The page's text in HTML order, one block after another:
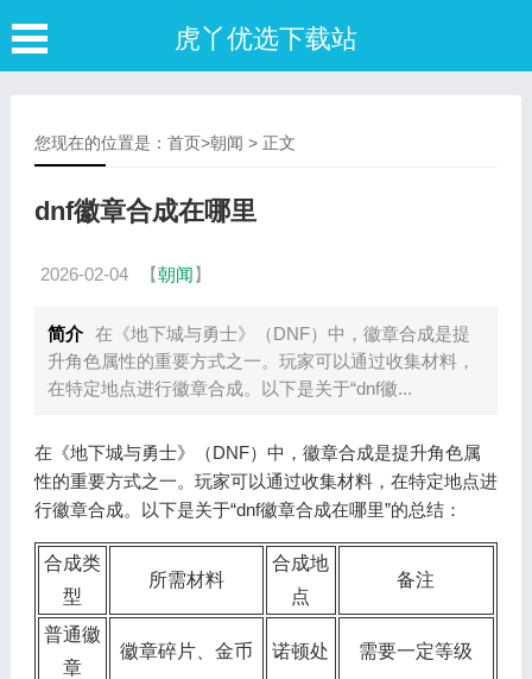
虎丫优选下载站
您现在的位置是： 首页>朝闻 > 正文
dnf徽章合成在哪里
2026-02-04 【朝闻】
简介 在《地下城与勇士》（DNF）中，徽章合成是提
升角色属性的重要方式之一。玩家可以通过收集材料，
在特定地点进行徽章合成。以下是关于“dnf徽...
在《地下城与勇士》（DNF）中，徽章合成是提升角色属
性的重要方式之一。玩家可以通过收集材料，在特定地点进
行徽章合成。以下是关于“dnf徽章合成在哪里”的总结：
合成类
型
所需材料
合成地
点
备注
普通徽
章
徽章碎片、金币 诺顿处 需要一定等级